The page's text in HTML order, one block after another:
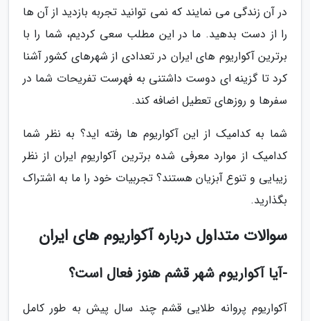
در آن زندگی می نمایند که نمی توانید تجربه بازدید از آن ها
را از دست بدهید. ما در این مطلب سعی کردیم، شما را با
برترین آکواریوم های ایران در تعدادی از شهرهای کشور آشنا
کرد تا گزینه ای دوست داشتنی به فهرست تفریحات شما در
سفرها و روزهای تعطیل اضافه کند.
شما به کدامیک از این آکواریوم ها رفته اید؟ به نظر شما
کدامیک از موارد معرفی شده برترین آکواریوم ایران از نظر
زیبایی و تنوع آبزیان هستند؟ تجربیات خود را ما به اشتراک
بگذارید.
سوالات متداول درباره آکواریوم های ایران
-آیا آکواریوم شهر قشم هنوز فعال است؟
آکواریوم پروانه طلایی قشم چند سال پیش به طور کامل